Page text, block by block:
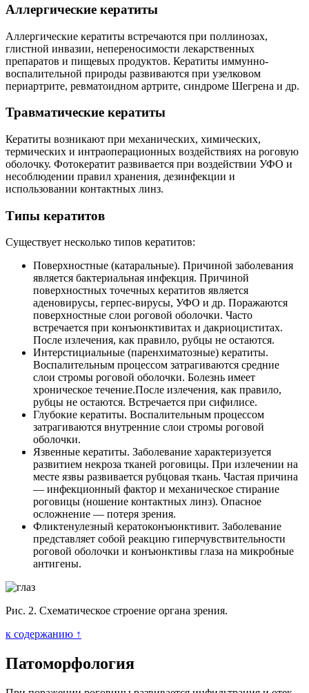
Аллергические кератиты
Аллергические кератиты встречаются при поллинозах,
глистной инвазии, непереносимости лекарственных
препаратов и пищевых продуктов. Кератиты иммунно-
воспалительной природы развиваются при узелковом
периартрите, ревматоидном артрите, синдроме Шегрена и др.
Травматические кератиты
Кератиты возникают при механических, химических,
термических и интраоперационных воздействиях на роговую
оболочку. Фотокератит развивается при воздействии УФО и
несоблюдении правил хранения, дезинфекции и
использовании контактных линз.
Типы кератитов
Существует несколько типов кератитов:
Поверхностные (катаральные). Причиной заболевания
является бактериальная инфекция. Причиной
поверхностных точечных кератитов является
аденовирусы, герпес-вирусы, УФО и др. Поражаются
поверхностные слои роговой оболочки. Часто
встречается при конъюнктивитах и дакриоциститах.
После излечения, как правило, рубцы не остаются.
Интерстициальные (паренхиматозные) кератиты.
Воспалительным процессом затрагиваются средние
слои стромы роговой оболочки. Болезнь имеет
хроническое течение.После излечения, как правило,
рубцы не остаются. Встречается при сифилисе.
Глубокие кератиты. Воспалительным процессом
затрагиваются внутренние слои стромы роговой
оболочки.
Язвенные кератиты. Заболевание характеризуется
развитием некроза тканей роговицы. При излечении на
месте язвы развивается рубцовая ткань. Частая причина
— инфекционный фактор и механическое стирание
роговицы (ношение контактных линз). Опасное
осложнение — потеря зрения.
Фликтенулезный кератоконъюнктивит. Заболевание
представляет собой реакцию гиперчувствительности
роговой оболочки и конъюнктивы глаза на микробные
антигены.
Рис. 2. Схематическое строение органа зрения.
к содержанию ↑
Патоморфология